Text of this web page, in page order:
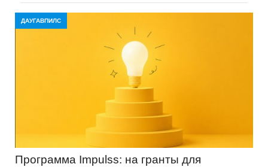
ДАУГАВПИЛС
Программа Impulss: на гранты для